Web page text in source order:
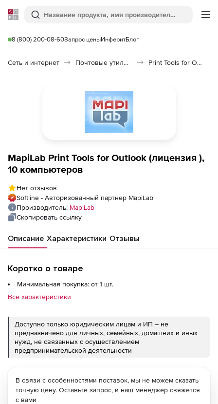
Softline
Поиск
8 (800) 200-08-60Запрос ценыИнферитБлог
Сеть и интернет Почтовые утилиты Print Tools for Outlook 1.8
MapiLab Print Tools for Outlook (лицензия ),
10 компьютеров
Нет отзывов
Softline - Авторизованный партнер MapiLab
Производитель: MapiLab
Скопировать ссылку
Описание Характеристики Отзывы
Коротко о товаре
Минимальная покупка: от 1 шт.
Все характеристики
Доступно только юридическим лицам и ИП – не
предназначено для личных, семейных, домашних и иных
нужд, не связанных с осуществлением
предпринимательской деятельности
В связи с особенностями поставок, мы не можем сказать
точную цену. Оставьте запрос, и наш менеджер свяжется
с вами